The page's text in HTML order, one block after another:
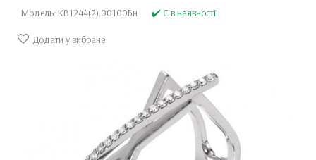
Модель: КВ1244(2).00100Бн ✔️ Є в наявності
Додати у вибране